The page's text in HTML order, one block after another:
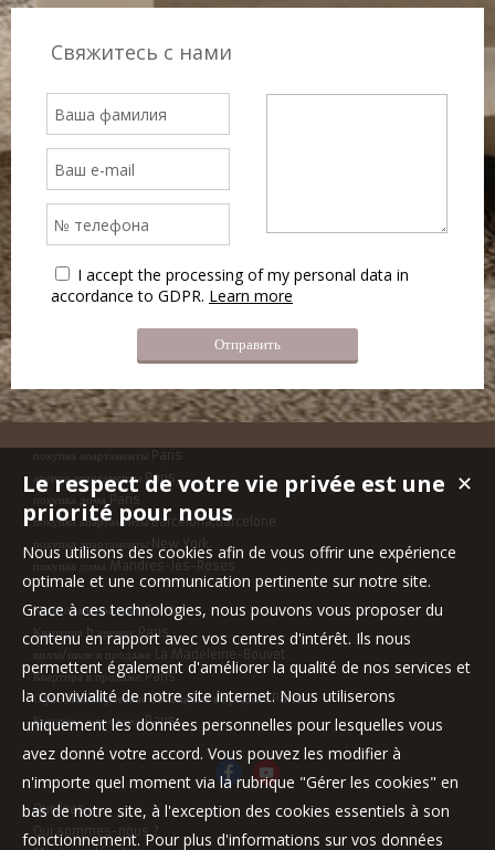
Свяжитесь с нами
I accept the processing of my personal data in
accordance to GDPR. Learn more
покупка апартаменты Paris
аренда апартаменты Paris
покупка дома Paris
покупка апартаменты Barcelona,Barcelone
покупка апартаменты New York
покупка дома Mandres-les-Roses
Квартира в продаже Paris
Квартира b аренду Paris
вилла/шале в продаже La Madeleine-Bouvet
Квартира в продаже Paris
Офис /Коммерческие помещения в продаже Paris
Квартира в продаже Paris
Our fees
Qui sommes-nous ?
✕
Le respect de votre vie privée est une
priorité pour nous
Nous utilisons des cookies afin de vous offrir une expérience
optimale et une communication pertinente sur notre site.
Grace à ces technologies, nous pouvons vous proposer du
contenu en rapport avec vos centres d'intérêt. Ils nous
permettent également d'améliorer la qualité de nos services et
la convivialité de notre site internet. Nous utiliserons
uniquement les données personnelles pour lesquelles vous
avez donné votre accord. Vous pouvez les modifier à
n'importe quel moment via la rubrique "Gérer les cookies" en
bas de notre site, à l'exception des cookies essentiels à son
fonctionnement. Pour plus d'informations sur vos données